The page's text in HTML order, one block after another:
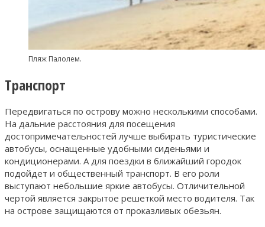
Пляж Палолем.
Транспорт
Передвигаться по острову можно несколькими способами.
На дальние расстояния для посещения
достопримечательностей лучше выбирать туристические
автобусы, оснащенные удобными сиденьями и
кондиционерами. А для поездки в ближайший городок
подойдет и общественный транспорт. В его роли
выступают небольшие яркие автобусы. Отличительной
чертой является закрытое решеткой место водителя. Так
на острове защищаются от проказливых обезьян.